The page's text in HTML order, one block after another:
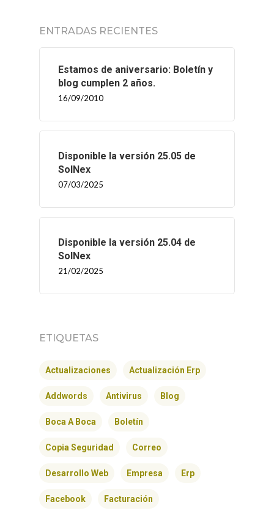
ENTRADAS RECIENTES
Estamos de aniversario: Boletín y
blog cumplen 2 años.
16/09/2010
Disponible la versión 25.05 de
SolNex
07/03/2025
Disponible la versión 25.04 de
SolNex
21/02/2025
ETIQUETAS
Actualizaciones Actualización Erp
Addwords Antivirus Blog
Boca A Boca Boletín
Copia Seguridad Correo
Desarrollo Web Empresa Erp
Facebook Facturación